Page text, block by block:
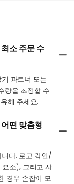
소 주문 수
파트너 또는
량을 조정할 수
해 주세요.
어떤 맞춤형
다. 로고 각인/
요소), 그리고 사
경우 손잡이 모